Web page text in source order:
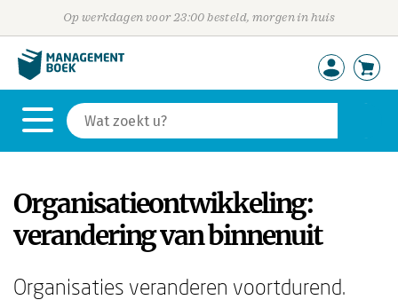
Op werkdagen voor 23:00 besteld, morgen in huis
Organisatieontwikkeling:
verandering van binnenuit
Organisaties veranderen voortdurend.